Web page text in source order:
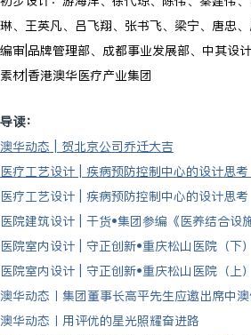
琳、王英凡、吕飞翔、张书飞、梁宁、唐忠
编审|品牌管理部、成都事业发展部、中其设计
素材|香港澳华医疗产业集团
导读：
澳华动态 | 贺北京公司乔迁大吉
医疗工艺设计 | 疾病预防控制中心的设计思考
医疗工艺设计 | 疾病预防控制中心的设计思考
医院建筑设计 | 干货•集团参编《医养结合设
医院室内设计 | 守正创新•重庆松山医院（下）
医院室内设计 | 守正创新•重庆松山医院（上）
澳华动态丨集团董事长高平先生应邀出席中
澳华动态丨用评优的星光照耀奋进路